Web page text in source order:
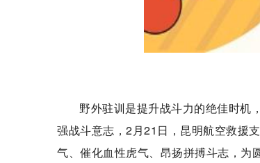
野外驻训是提升战斗力的绝佳时机
强战斗意志，2月21日，昆明航空救援
气、催化血性虎气、昂扬拼搏斗志，为